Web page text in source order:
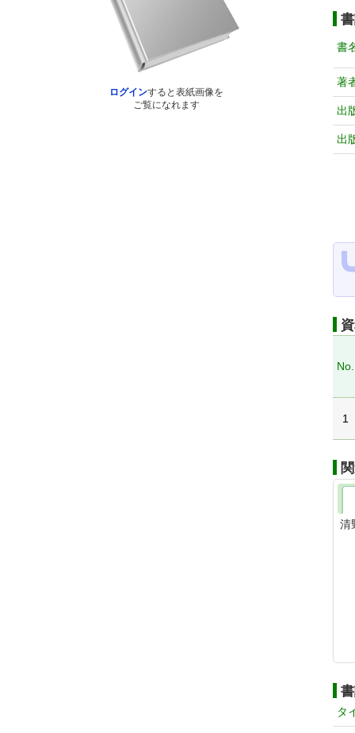
ログインすると表紙画像を
ご覧になれます
書
著
出
出
No.
1
清
タ